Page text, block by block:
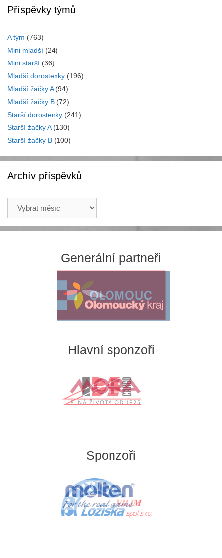
Příspěvky týmů
A tým (763)
Mini mladší (24)
Mini starší (36)
Mladší dorostenky (196)
Mladší žačky A(94)
Mladší žačky B (72)
Starší dorostenky (241)
Starší žačky A(130)
Starší žačky B (100)
Archív příspěvků
příspěvků
Generální partneři
Hlavní sponzoři
Sponzoři